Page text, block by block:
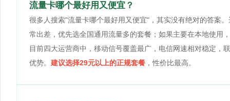
流量卡哪个最好用又便宜？
很多人搜索"流量卡哪个最好用又便宜"，其实没有绝对的答案
常出差，优先选全国通用流量多的套餐；如果主要在本地使用
目前四大运营商中，移动信号覆盖最广，电信网速相对稳定，
优势。 建议选择29元以上的正规套餐 ，性价比最高。